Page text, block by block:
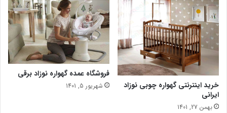
خرید اینترنتی گهواره چوبی نوزاد
ایرانی
بهمن 27, 1401
فروشگاه عمده گهواره نوزاد برقی
شهریور 5, 1401